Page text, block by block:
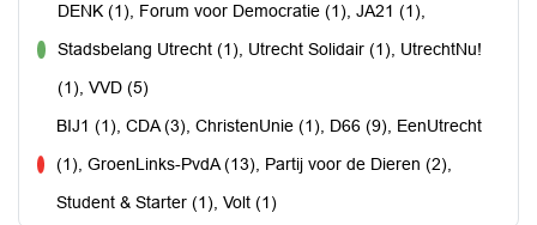
DENK (1), Forum voor Democratie (1), JA21 (1),
Stadsbelang Utrecht (1), Utrecht Solidair (1), UtrechtNu!
(1), VVD (5)
BIJ1 (1), CDA (3), ChristenUnie (1), D66 (9), EenUtrecht
(1), GroenLinks-PvdA (13), Partij voor de Dieren (2),
Student & Starter (1), Volt (1)